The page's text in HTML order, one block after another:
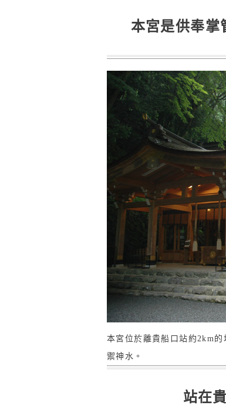
本宮是供奉掌
本宮位於離貴船口站約2km
禦神水。
站在